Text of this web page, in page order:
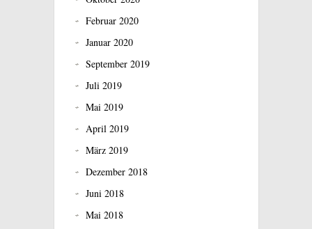
Februar 2020
Januar 2020
September 2019
Juli 2019
Mai 2019
April 2019
März 2019
Dezember 2018
Juni 2018
Mai 2018